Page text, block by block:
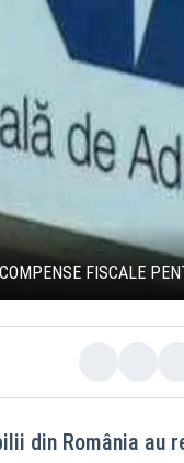
FISCALE
din România au